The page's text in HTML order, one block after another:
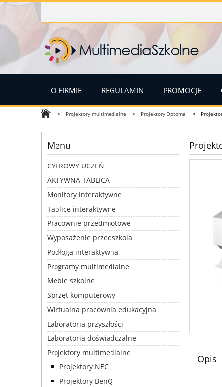
O FIRMIE REGULAMIN PROMOCJE
» Projektory multimedialne » Projektory Optoma »
Menu
CYFROWY UCZEŃ
AKTYWNA TABLICA
Monitory interaktywne
Tablice interaktywne
Pracownie przedmiotowe
Wyposażenie przedszkola
Podłoga interaktywna
Programy multimedialne
Meble szkolne
Sprzęt komputerowy
Wirtualna pracownia edukacyjna
Laboratoria przyszłości
Laboratoria doświadczalne
Projektory multimedialne
Projektory NEC
Projektory BenQ
Opis